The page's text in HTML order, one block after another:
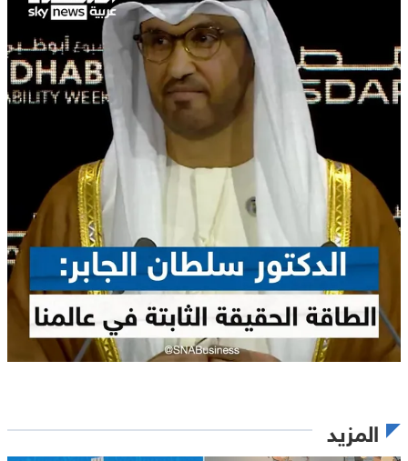
المزيد